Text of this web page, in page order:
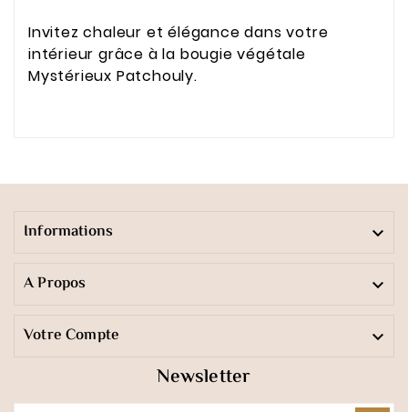
Invitez chaleur et élégance dans votre
intérieur grâce à la bougie végétale
Mystérieux Patchouly.
Informations 
A Propos 
Votre Compte 
Newsletter